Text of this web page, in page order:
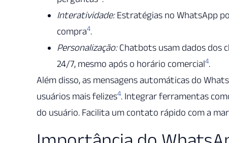
Interatividade:Estratégias no WhatsApp
compra4.
Personalização:Chatbots usam dados dos
24/7, mesmo após o horário comercial4.
Além disso, as mensagens automáticas do
usuários mais felizes4. Integrar ferramentas
do usuário. Facilita um contato rápido com a